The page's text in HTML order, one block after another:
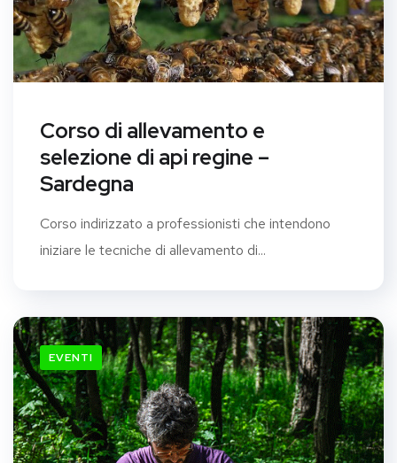
Corso di allevamento e
selezione di api regine –
Sardegna
Corso indirizzato a professionisti che intendono
iniziare le tecniche di allevamento di...
EVENTI